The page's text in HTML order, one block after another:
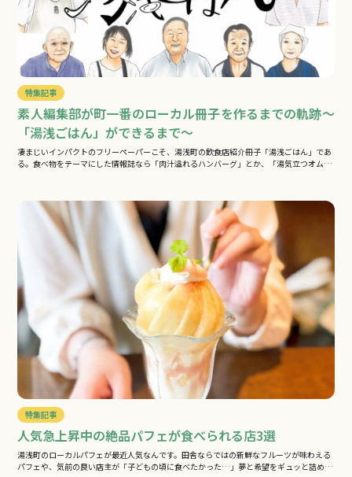
特集記事
素人編集部が町一番のローカル冊子を作るまでの軌跡～
「湯浅ごはん」ができるまで～
凄まじいインパクトのフリーペーパーこそ、湯浅町の飲食店紹介冊子「湯浅ごはん」であ
る。食べ物をテーマにした情報誌なら「肉汁溢れるハンバーグ」とか、「湯気立つオム
特集記事
人気急上昇中の絶品パフェが食べられる店3選
湯浅町のローカルパフェが最近人気なんです。田舎ならではの新鮮なフルーツが味わえる
パフェや、気前の良い店主が「子どもの頃に食べたかった…」夢と希望をギュッと詰め